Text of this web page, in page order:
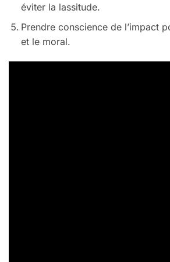
éviter la lassitude.
Prendre conscience de l’impact
et le moral.